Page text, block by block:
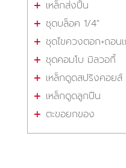
เหล็กส่งปิ้น
ชุดบล็อค 1/4"
ชุดไขควงตอก+ถอน
ชุดคอมโบ มิลวอกี้
เหล็กดูดสปริงคอยส์
เหล็กดูดลูกปืน
ตะขอยกของ